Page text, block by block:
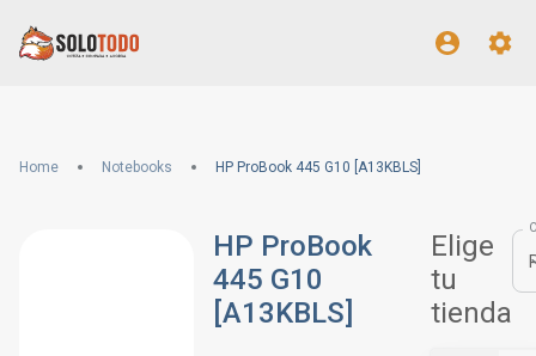
Home Notebooks HP ProBook 445 G10 [A13KBLS]
HP ProBook
445 G10
[A13KBLS]
Elige
tu
tienda